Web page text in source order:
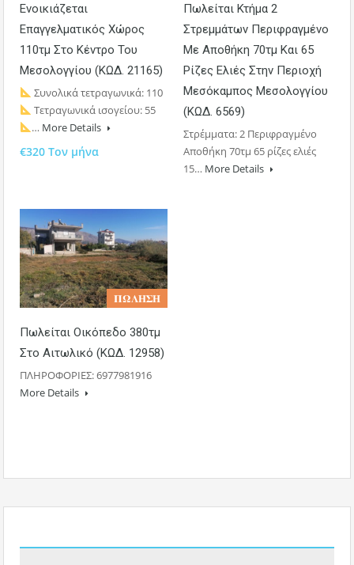
Ενοικιάζεται
Επαγγελματικός Χώρος
110τμ Στο Κέντρο Του
Μεσολογγίου (ΚΩΔ. 21165)
Συνολικά τετραγωνικά: 110
Τετραγωνικά ισογείου: 55
… More Details
€320 Τον μήνα
Πωλείται Κτήμα 2
Στρεμμάτων Περιφραγμένο
Με Αποθήκη 70τμ Και 65
Ρίζες Ελιές Στην Περιοχή
Μεσόκαμπος Μεσολογγίου
(ΚΩΔ. 6569)
Στρέμματα: 2 Περιφραγμένο
Αποθήκη 70τμ 65 ρίζες ελιές
15… More Details
𝚷𝛀𝚲𝚮𝚺𝚮
Πωλείται Οικόπεδο 380τμ
Στο Αιτωλικό (ΚΩΔ. 12958)
ΠΛΗΡΟΦΟΡΙΕΣ: 6977981916
More Details